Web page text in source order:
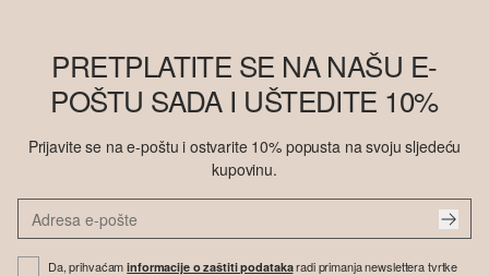
PRETPLATITE SE NA NAŠU E-
POŠTU SADA I UŠTEDITE 10%
Prijavite se na e-poštu i ostvarite 10% popusta na svoju sljedeću
kupovinu.
Da, prihvaćaminformacije o zaštiti podatakaradi primanja newslettera tvrtke